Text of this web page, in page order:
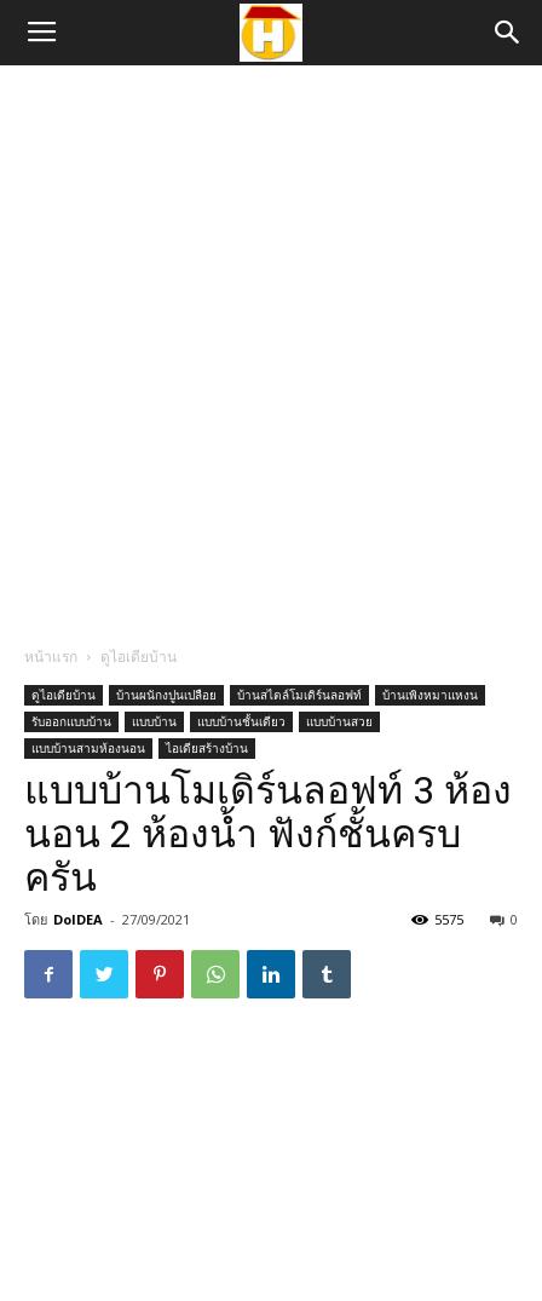
หน้าแรก ดูไอเดียบ้าน
ดูไอเดียบ้าน บ้านผนักงปูนเปลือย บ้านสไตล์โมเดิร์นลอฟท์
บ้านเพิงหมาแหงน
รับออกแบบบ้าน
แบบบ้าน แบบบ้านชั้นเดียว
แบบบ้านสวย
แบบบ้านสามห้องนอน
ไอเดียสร้างบ้าน
แบบบ้านโมเดิร์นลอฟท์ 3 ห้อง
นอน 2 ห้องน้ำ ฟังก์ชั้นครบ
ครัน
โดย DoIDEA - 27/09/2021 0
5575